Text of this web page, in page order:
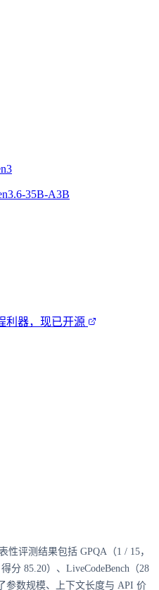
35B-A3B
利器，现已开源
性评测结果包括 GPQA（1 / 15，
分 85.20）、LiveCodeBench（28
参数规模、上下文长度与 API 价